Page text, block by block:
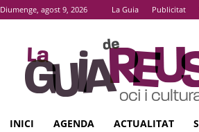
Diumenge, agost 9, 2026 La Guia Publicitat
La
Guia
De
Reus
INICI AGENDA ACTUALITAT